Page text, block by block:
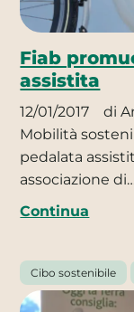
Fiab
assistita
12/01/2017
di
Mobilità
pedalata
associazione
Continua
Cibo sostenibile